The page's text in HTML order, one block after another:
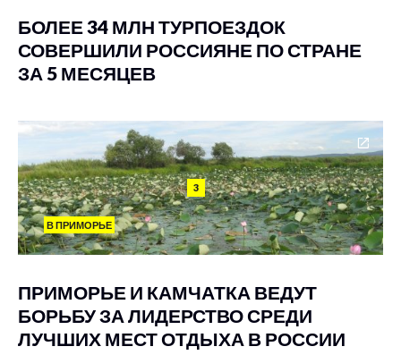
БОЛЕЕ 34 МЛН ТУРПОЕЗДОК
СОВЕРШИЛИ РОССИЯНЕ ПО СТРАНЕ
ЗА 5 МЕСЯЦЕВ
3
В ПРИМОРЬЕ
ПРИМОРЬЕ И КАМЧАТКА ВЕДУТ
БОРЬБУ ЗА ЛИДЕРСТВО СРЕДИ
ЛУЧШИХ МЕСТ ОТДЫХА В РОССИИ